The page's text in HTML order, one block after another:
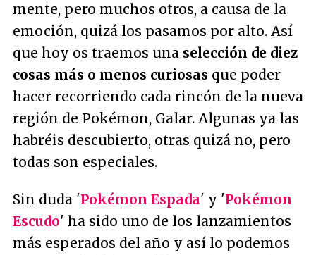
mente, pero muchos otros, a causa de la
emoción, quizá los pasamos por alto. Así
que hoy os traemos una selección de diez
cosas más o menos curiosas que poder
hacer recorriendo cada rincón de la nueva
región de Pokémon, Galar. Algunas ya las
habréis descubierto, otras quizá no, pero
todas son especiales.
Sin duda 'Pokémon Espada' y 'Pokémon
Escudo' ha sido uno de los lanzamientos
más esperados del año y así lo podemos